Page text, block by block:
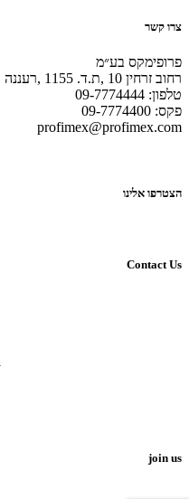
צרו קשר
פרופימקס בע״מ
רחוב זרחין 10 ,ת.ד. 1155 ,רעננה 4310101
טלפון: 09-7774444
פקס: 09-7774400
profimex@profimex.com
הצטרפו אלינו
Contact Us
join us